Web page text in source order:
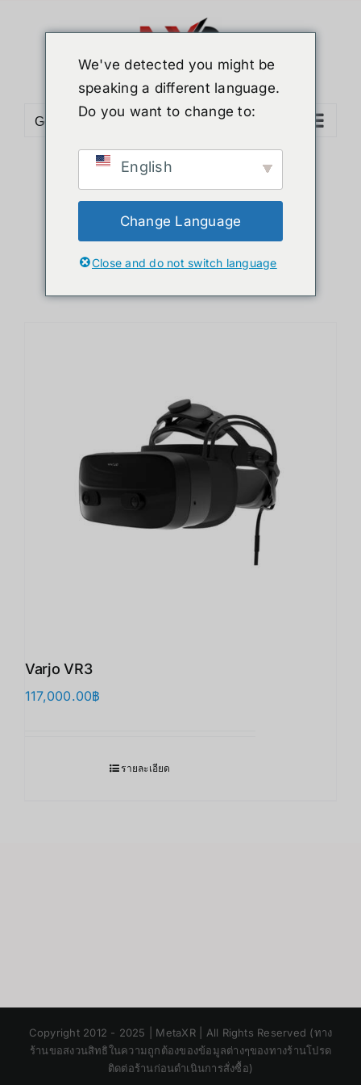
Go to...
Sort byDate
Show24 Products
Varjo VR3
117,000.00฿
รายละเอียด
Copyright 2012 - 2025 | MetaXR | All Rights Reserved (ทาง
ร้านขอสงวนสิทธิในความถูกต้องของข้อมูลต่างๆของทางร้านโปรด
ติดต่อร้านก่อนดำเนินการสั่งซื้อ)
We've detected you might be
speaking a different language.
Do you want to change to:
English
Change Language
Close and do not switch language
Chinese